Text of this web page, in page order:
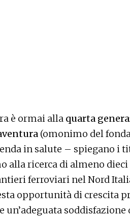
è ormai alla quarta
(omonimo del
in salute – spiegano i
alla ricerca di almeno
ferroviari nel Nord
opportunità di crescita
un’adeguata